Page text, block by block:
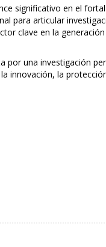
significativo en el
para articular
clave en la
por una investigación
innovación, la